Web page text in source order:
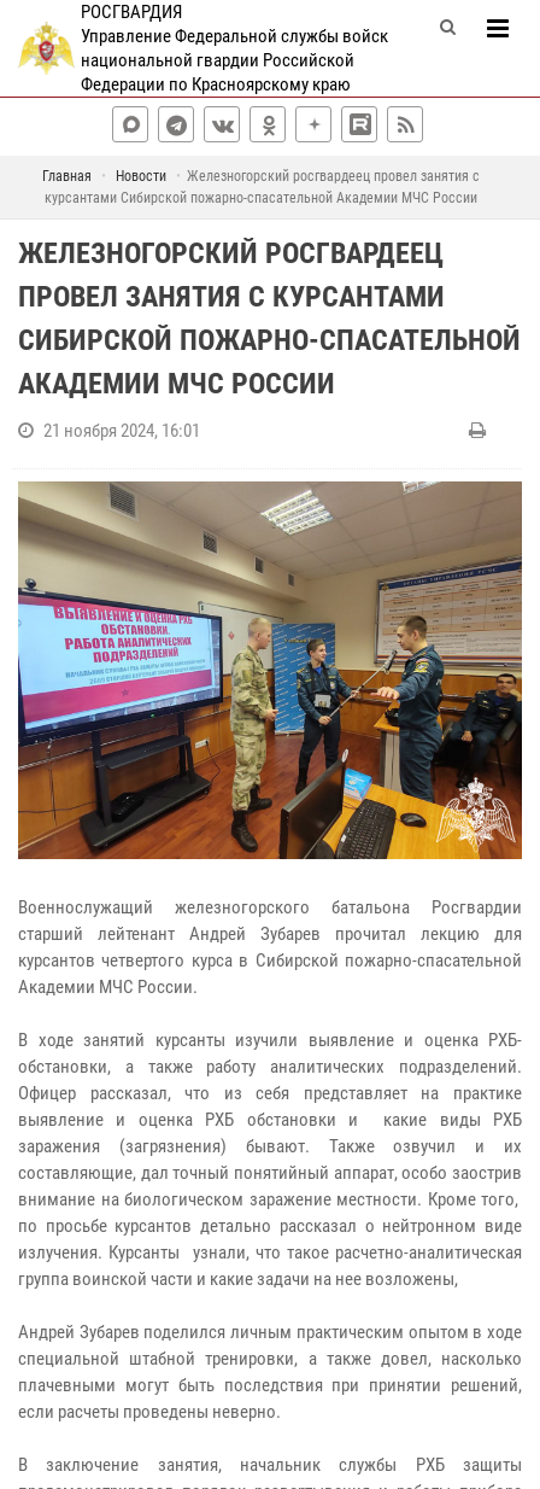
РОСГВАРДИЯ
Управление Федеральной службы войск
национальной гвардии Российской
Федерации по Красноярскому краю
Главная Новости
Железногорский росгвардеец провел занятия с
курсантами Сибирской пожарно-спасательной Академии МЧС России
ЖЕЛЕЗНОГОРСКИЙ РОСГВАРДЕЕЦ
ПРОВЕЛ ЗАНЯТИЯ С КУРСАНТАМИ
СИБИРСКОЙ ПОЖАРНО-СПАСАТЕЛЬНОЙ
АКАДЕМИИ МЧС РОССИИ
21 ноября 2024, 16:01
Военнослужащий железногорского батальона Росгвардии
старший лейтенант Андрей Зубарев прочитал лекцию для
курсантов четвертого курса в Сибирской пожарно-спасательной
Академии МЧС России.
В ходе занятий курсанты изучили выявление и оценка РХБ-
обстановки, а также работу аналитических подразделений.
Офицер рассказал, что из себя представляет на практике
выявление и оценка РХБ обстановки и какие виды РХБ
заражения (загрязнения) бывают. Также озвучил и их
составляющие, дал точный понятийный аппарат, особо заострив
внимание на биологическом заражение местности. Кроме того,
по просьбе курсантов детально рассказал о нейтронном виде
излучения. Курсанты узнали, что такое расчетно-аналитическая
группа воинской части и какие задачи на нее возложены,
Андрей Зубарев поделился личным практическим опытом в ходе
специальной штабной тренировки, а также довел, насколько
плачевными могут быть последствия при принятии решений,
если расчеты проведены неверно.
В заключение занятия, начальник службы РХБ защиты